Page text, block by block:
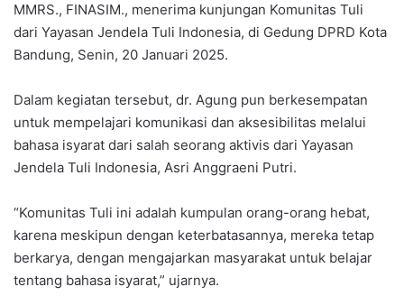
MMRS., FINASIM., menerima kunjungan Komunitas Tuli
dari Yayasan Jendela Tuli Indonesia, di Gedung DPRD Kota
Bandung, Senin, 20 Januari 2025.
Dalam kegiatan tersebut, dr. Agung pun berkesempatan
untuk mempelajari komunikasi dan aksesibilitas melalui
bahasa isyarat dari salah seorang aktivis dari Yayasan
Jendela Tuli Indonesia, Asri Anggraeni Putri.
“Komunitas Tuli ini adalah kumpulan orang-orang hebat,
karena meskipun dengan keterbatasannya, mereka tetap
berkarya, dengan mengajarkan masyarakat untuk belajar
tentang bahasa isyarat,” ujarnya.